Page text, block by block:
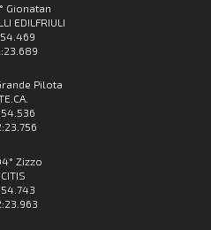
Gionatan
EDILFRIULI
Pilota
Zizzo
CITIS